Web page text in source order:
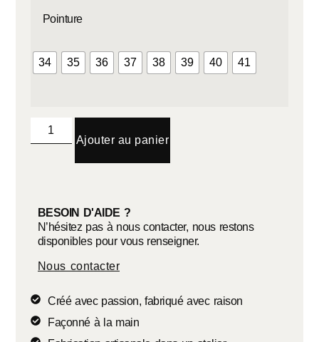
Pointure
34 35 36 37 38 39 40 41
Ajouter au panier
BESOIN D'AIDE ?
N’hésitez pas à nous contacter, nous restons
disponibles pour vous renseigner.
Nous contacter
Créé avec passion, fabriqué avec raison
Façonné à la main